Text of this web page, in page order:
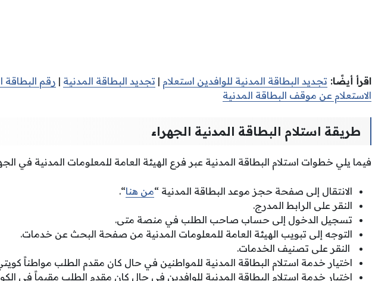
اقرأ أيضًا: تجديد البطاقة المدنية للوافدين استعلام | تجديد البطاقة المدنية | رقم البطاقة
الاستعلام عن موقف البطاقة المدنية
طريقة استلام البطاقة المدنية الجهراء
فيما يلي خطوات استلام البطاقة المدنية عبر فرع الهيئة العامة للمعلومات المدنية في
الانتقال إلى صفحة حجز موعد البطاقة المدنية “من هنا“.
النقر على الرابط المدرج.
تسجيل الدخول إلى حساب صاحب الطلب في منصة متى.
التوجه إلى تبويب الهيئة العامة للمعلومات المدنية من صفحة البحث عن خدمات.
النقر على تصنيف الخدمات.
اختيار خدمة استلام البطاقة المدنية للمواطنين في حال كان مقدم الطلب مواطناً
اختيار خدمة استلام البطاقة المدنية للوافدين في حال كان مقدم الطلب مقيماً في